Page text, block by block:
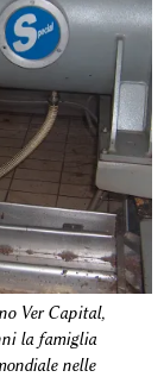
Ver Capital,
la famiglia
nelle